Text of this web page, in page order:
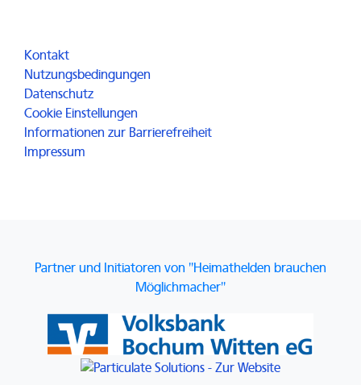
Kontakt
Nutzungsbedingungen
Datenschutz
Cookie Einstellungen
Informationen zur Barrierefreiheit
Impressum
Partner und Initiatoren von "Heimathelden brauchen
Möglichmacher"
Link zur Website der Volksbank
Link zur Website von